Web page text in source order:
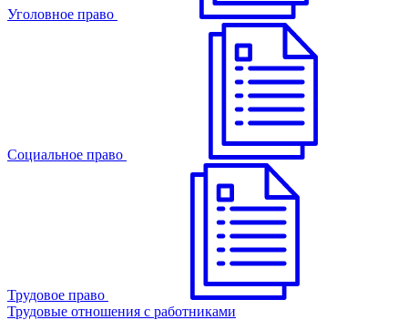
Уголовное право
Cоциальное право
Трудовое право
Трудовые отношения с работниками